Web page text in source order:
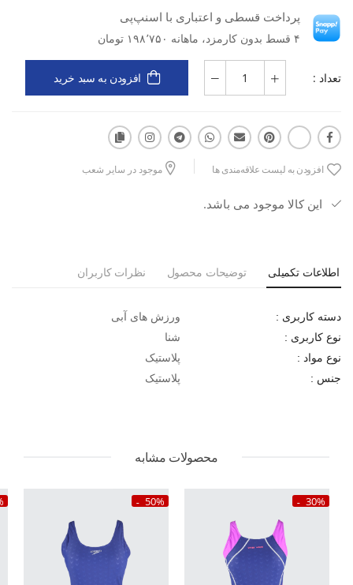
است.
ویژگی‌ها:
بند قابل تنظیم برای فیت بهتر روی صورت
مناسب برای شنا در استخر، تمرین‌های تابستانی و تفریح آبی
پرداخت قسطی و اعتباری با اسنپ‌پی
۴ قسط بدون کارمزد، ماهانه ۱۹۸٬۷۵۰ تومان
تعداد : افزودن به سبد خرید
افزودن به لیست علاقه‌مندی ها موجود در سایر شعب
این کالا موجود می باشد.
اطلاعات تکمیلی توضیحات محصول نظرات کاربران
دسته کاربری : ورزش های آبی
نوع کاربری : شنا
نوع مواد : پلاستیک
جنس : پلاستیک
محصولات مشابه
30%
50%